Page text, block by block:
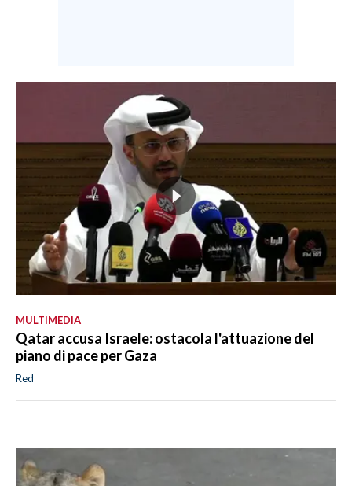
MULTIMEDIA
Qatar accusa Israele: ostacola l'attuazione del
piano di pace per Gaza
Red